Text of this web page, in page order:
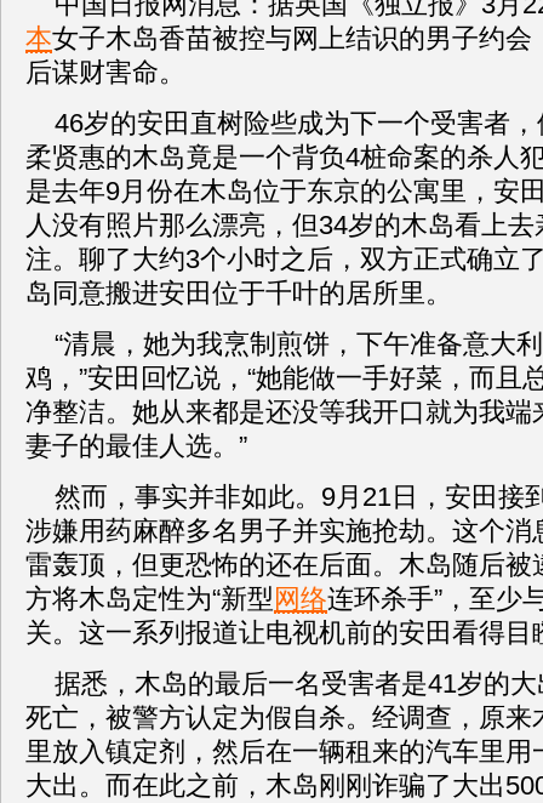
本女子木岛香苗被控与网上结识的男子约会
后谋财害命。
46岁的安田直树险些成为下一个受害者
柔贤惠的木岛竟是一个背负4桩命案的杀人
是去年9月份在木岛位于东京的公寓里，安
人没有照片那么漂亮，但34岁的木岛看上
注。聊了大约3个小时之后，双方正式确立
岛同意搬进安田位于千叶的居所里。
“清晨，她为我烹制煎饼，下午准备意大
鸡，”安田回忆说，“她能做一手好菜，而且
净整洁。她从来都是还没等我开口就为我
妻子的最佳人选。”
然而，事实并非如此。9月21日，安田接
涉嫌用药麻醉多名男子并实施抢劫。这个消
雷轰顶，但更恐怖的还在后面。木岛随后被
方将木岛定性为“新型 网络连环杀手”，至少
关。这一系列报道让电视机前的安田看得目
据悉，木岛的最后一名受害者是41岁的
死亡，被警方认定为假自杀。经调查，原来
里放入镇定剂，然后在一辆租来的汽车里
大出。而在此之前，木岛刚刚诈骗了大出